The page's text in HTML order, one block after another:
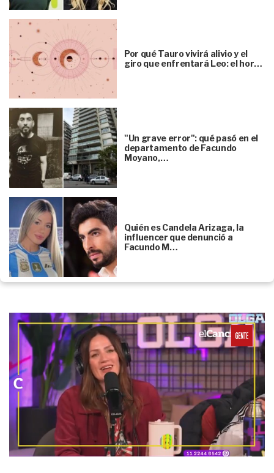
Por qué Tauro vivirá alivio y el
giro que enfrentará Leo: el hor…
"Un grave error": qué pasó en el
departamento de Facundo
Moyano,…
Quién es Candela Arizaga, la
influencer que denunció a
Facundo M…
0